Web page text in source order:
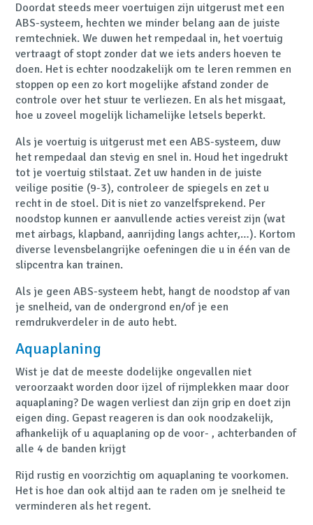
Doordat steeds meer voertuigen zijn uitgerust met een
ABS-systeem, hechten we minder belang aan de juiste
remtechniek. We duwen het rempedaal in, het voertuig
vertraagt of stopt zonder dat we iets anders hoeven te
doen. Het is echter noodzakelijk om te leren remmen en
stoppen op een zo kort mogelijke afstand zonder de
controle over het stuur te verliezen. En als het misgaat,
hoe u zoveel mogelijk lichamelijke letsels beperkt.
Als je voertuig is uitgerust met een ABS-systeem, duw
het rempedaal dan stevig en snel in. Houd het ingedrukt
tot je voertuig stilstaat. Zet uw handen in de juiste
veilige positie (9-3), controleer de spiegels en zet u
recht in de stoel. Dit is niet zo vanzelfsprekend. Per
noodstop kunnen er aanvullende acties vereist zijn (wat
met airbags, klapband, aanrijding langs achter,…). Kortom
diverse levensbelangrijke oefeningen die u in één van de
slipcentra kan trainen.
Als je geen ABS-systeem hebt, hangt de noodstop af van
je snelheid, van de ondergrond en/of je een
remdrukverdeler in de auto hebt.
Aquaplaning
Wist je dat de meeste dodelijke ongevallen niet
veroorzaakt worden door ijzel of rijmplekken maar door
aquaplaning? De wagen verliest dan zijn grip en doet zijn
eigen ding. Gepast reageren is dan ook noodzakelijk,
afhankelijk of u aquaplaning op de voor- , achterbanden of
alle 4 de banden krijgt
Rijd rustig en voorzichtig om aquaplaning te voorkomen.
Het is hoe dan ook altijd aan te raden om je snelheid te
verminderen als het regent.